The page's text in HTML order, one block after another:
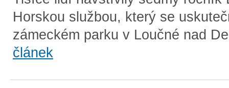
Horskou službou, který se
zámeckém parku v Loučné nad
článek